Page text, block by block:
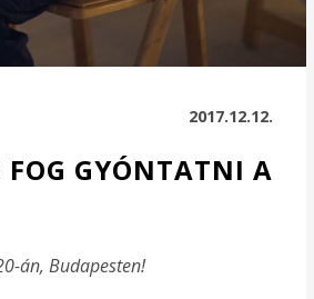
2017.12.12.
GYÓNTATNI A
án, Budapesten!